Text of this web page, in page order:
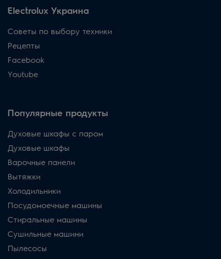
Electrolux Украина
Советы по выбору техники
Рецепты
Facebook
Youtube
Популярные продукты
Духовые шкафы с паром
Духовые шкафы
Варочные панели
Вытяжки
Холодильники
Посудомоечные машины
Стиральные машины
Сушильные машини
Пылесосы